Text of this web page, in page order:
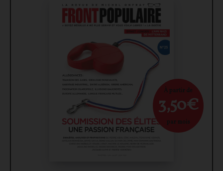
À partir de
3,50€
par mois